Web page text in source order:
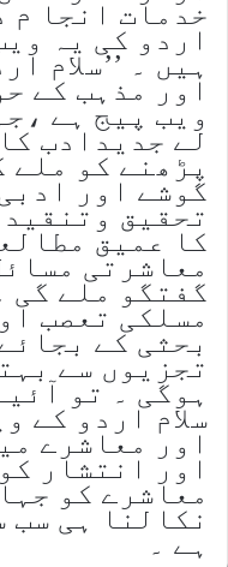
خدمات انجا م
اردو کی یہ
ہیں ۔ ’’سلام
اور مذہب کے
ویب پیج ہے
لے جدیدادب
پڑھنے کو ملے
گوشے اور
تحقیق
کا عمیق
معاشرتی
گفتگو ملے گی
مسلکی تعصب
بحثی کے
تجزیوں سے
ہوگی ۔ تو
سلام اردو کے
اور معاشرے
اور انتشار
معاشرے کو
نکالنا ہی سب
ہے ۔